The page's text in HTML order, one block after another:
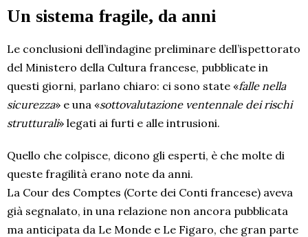
Un sistema fragile, da anni
Le conclusioni dell’indagine preliminare dell’ispettorato
del Ministero della Cultura francese, pubblicate in
questi giorni, parlano chiaro: ci sono state «falle nella
sicurezza» e una «sottovalutazione ventennale dei rischi
strutturali» legati ai furti e alle intrusioni.
Quello che colpisce, dicono gli esperti, è che molte di
queste fragilità erano note da anni.
La Cour des Comptes (Corte dei Conti francese) aveva
già segnalato, in una relazione non ancora pubblicata
ma anticipata da Le Monde e Le Figaro, che gran parte